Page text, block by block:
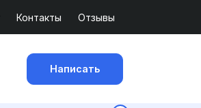
Контакты Отзывы
Написать